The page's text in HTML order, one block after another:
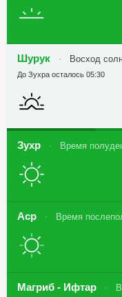
Шурук Восход
До Зухра осталось 05:30
Зухр Время
Аср Время
Магриб - Ифтар